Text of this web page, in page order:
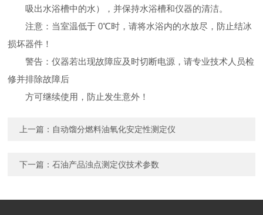
吸出水浴槽中的水），并保持水浴槽和仪器的清洁。
注意：当室温低于 0℃时，请将水浴内的水放尽，防止结冰
损坏器件！
警告：仪器若出现故障应及时切断电源，请专业技术人员检
修并排除故障后
方可继续使用，防止发生意外！
上一篇： 自动馏分燃料油氧化安定性测定仪
下一篇：石油产品浊点测定仪技术参数